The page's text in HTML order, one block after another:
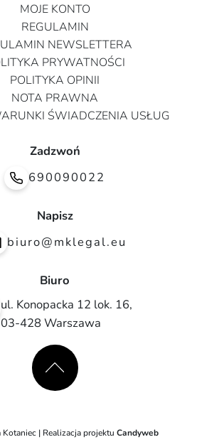
MOJE KONTO
REGULAMIN
NEWSLETTERA
PRYWATNOŚCI
POLITYKA OPINII
NOTA PRAWNA
ŚWIADCZENIA USŁUG
Zadzwoń
690090022
Napisz
biuro@mklegal.eu
Biuro
ul. Konopacka 12 lok. 16,
03-428 Warszawa
| Realizacja projektu Candyweb